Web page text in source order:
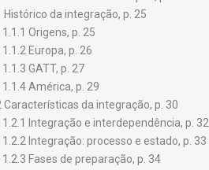
Histórico da integração, p. 25
1.1.1 Origens, p. 25
1.1.2 Europa, p. 26
1.1.3 GATT, p. 27
1.1.4 América, p. 29
Características da integração, p. 30
1.2.1 Integração e interdependência, p. 32
1.2.2 Integração: processo e estado, p. 33
1.2.3 Fases de preparação, p. 34